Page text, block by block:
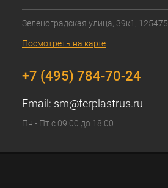
Зеленоградская улица, 39к1, 125475
Посмотреть на карте
+7 (495) 784-70-24
Email: sm@ferplastrus.ru
Пн - Пт с 09:00 до 18:00